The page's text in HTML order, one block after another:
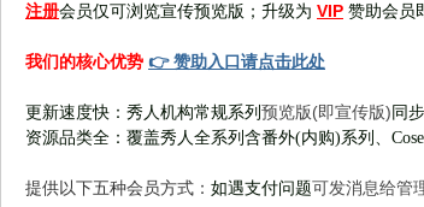
注册会员仅可浏览宣传预览版 ； 升级为 VIP 赞助会员
我们的核心优势 👉 赞助入口请点击此处
更新速度快：秀人机构常规系列 预览版(即宣传版) 同
资源品类全：覆盖秀人全系列含番外(内购)系列、
提供以下五种会员方式： 如遇支付问题可发消息给管